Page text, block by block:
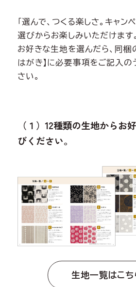
「選んで、つくる楽しさ。キャン
選びからお楽しみいただけます。
お好きな生地を選んだら、同梱
はがき】に必要事項をご記入の
さい。
（１）12種類の生地からお
びください。
生地一覧はこち